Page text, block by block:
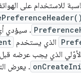
للاستخدام على
. سيؤدي
الذي يستخدم
الذي يجب عرضه قبل
. يعرض